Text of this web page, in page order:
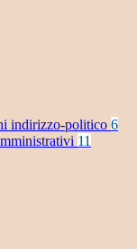
indirizzo-politico 6
11